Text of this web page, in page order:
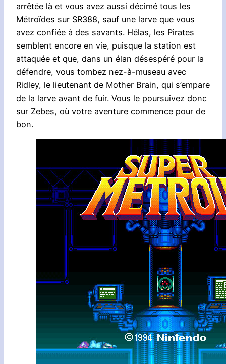
arrêtée là et vous avez aussi décimé tous les
Métroïdes sur SR388, sauf une larve que vous
avez confiée à des savants. Hélas, les Pirates
semblent encore en vie, puisque la station est
attaquée et que, dans un élan désespéré pour la
défendre, vous tombez nez-à-museau avec
Ridley, le lieutenant de Mother Brain, qui s’empare
de la larve avant de fuir. Vous le poursuivez donc
sur Zebes, où votre aventure commence pour de
bon.